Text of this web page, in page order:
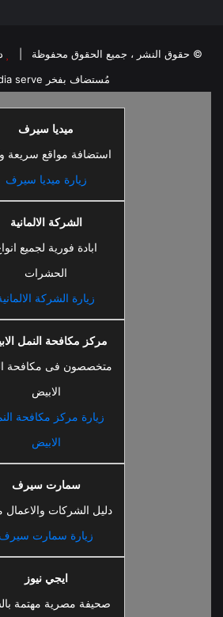
© حقوق النشر ، جميع الحقوق محفوظة |
مُستضاف بفخر serve
ميديا سيرف
استضافة مواقع سريعة
زيارة ميديا سيرف
الشركة الالمانية
ابادة فورية لجميع
الحشرات
زيارة الشركة
مركز مكافحة النمل
متخصصون فى مكافحة
الابيض
زيارة مركز مكافحة
الابيض
سمارت سيرف
دليل الشركات والاعمال
زيارة سمارت سيرف
ايجي نيوز
صحيفة مصرية مهتمة